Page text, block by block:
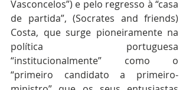
Vasconcelos”) e pelo regresso à “casa
de partida”, (Socrates and friends)
Costa, que surge pioneiramente na
política portuguesa
“institucionalmente” como o
“primeiro candidato a primeiro-